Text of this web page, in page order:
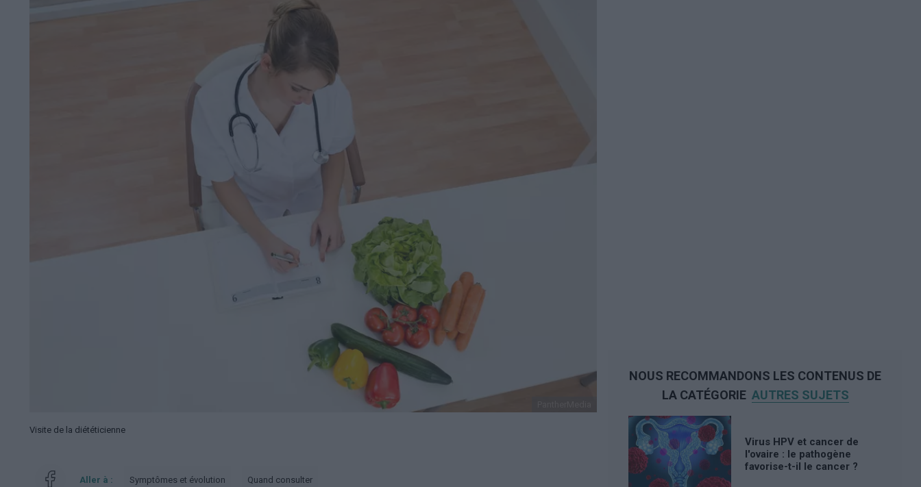
Visite de la diététicienne
Aller à : Symptômes et évolution Quand consulter
NOUS RECOMMANDONS LES CONTENUS DE
LA CATÉGORIE AUTRES SUJETS
Virus HPV et cancer de
l'ovaire : le pathogène
favorise-t-il le cancer ?